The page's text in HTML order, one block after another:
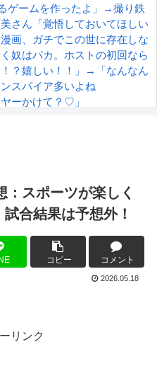
ゲームを作ったよ」→撮り鉄
さん「覚悟しておいてほしい
画、ガチでこの世に存在しな
奴はバカ。ホストの初回な
！？嬉しい！！」→「なんな
スパイア多いよね
ーかけて？♡」
ろってｗｗｗｗｗ
都動乱 第33話の感想
るなら何処がいいか問題！
：スポーツが楽しく
合結果は予想外！
コピー コメント
2026.05.18
リンク